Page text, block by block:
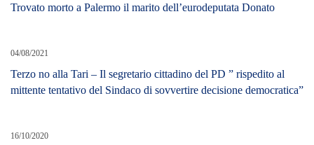
Trovato morto a Palermo il marito dell’eurodeputata Donato
04/08/2021
Terzo no alla Tari – Il segretario cittadino del PD ” rispedito al
mittente tentativo del Sindaco di sovvertire decisione democratica”
16/10/2020